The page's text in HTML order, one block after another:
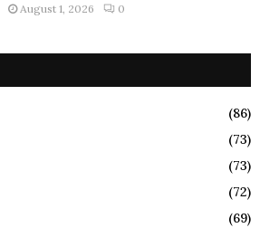
August 1, 2026 0
(86)
(73)
(73)
(72)
(69)